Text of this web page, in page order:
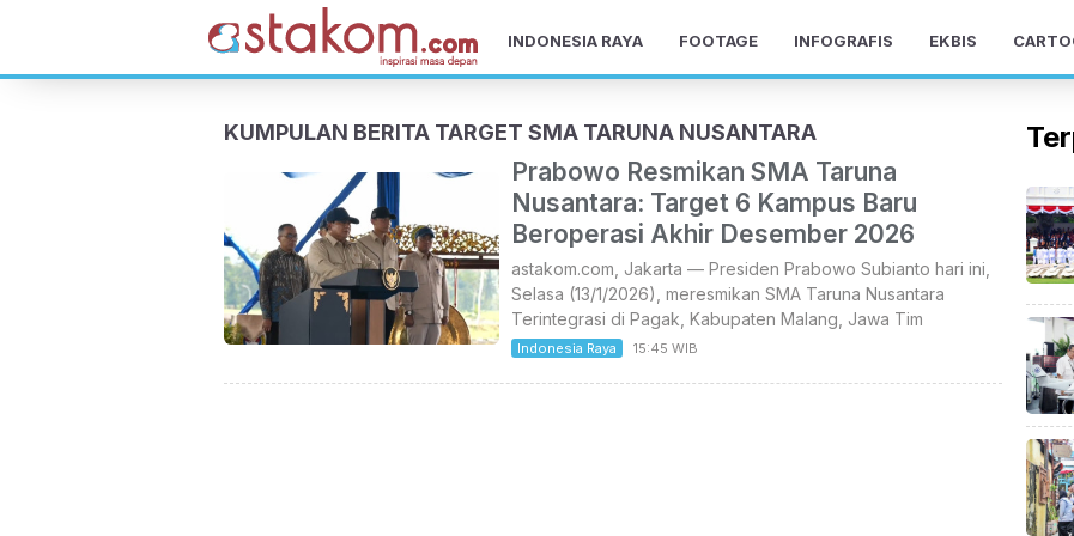
INDONESIA RAYA FOOTAGE INFOGRAFIS EKBIS
KUMPULAN BERITA TARGET SMA TARUNA NUSANTARA
Prabowo Resmikan SMA Taruna
Nusantara: Target 6 Kampus Baru
Beroperasi Akhir Desember 2026
astakom.com, Jakarta — Presiden Prabowo Subianto hari ini,
Selasa (13/1/2026), meresmikan SMA Taruna Nusantara
Terintegrasi di Pagak, Kabupaten Malang, Jawa Tim
Indonesia Raya 15:45 WIB